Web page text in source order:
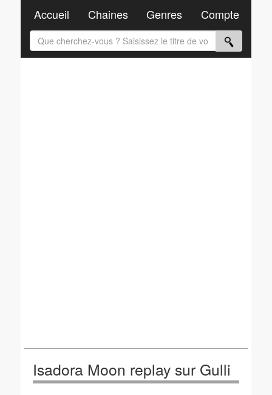
Isadora Moon replay sur Gulli
Accueil Chaines Genres Compte